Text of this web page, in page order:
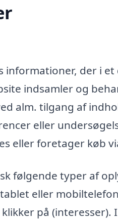
informationer, der i
indsamler og
alm. tilgang af
eller
eller foretager køb
følgende typer af
eller
på